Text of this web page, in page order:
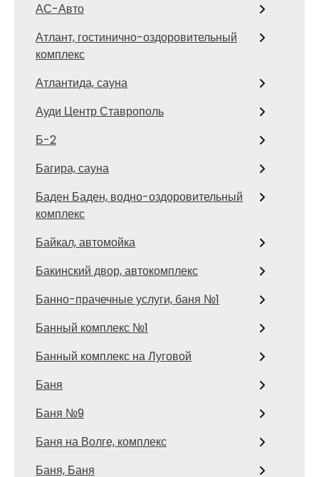
АС-Авто
Атлант, гостинично-оздоровительный
комплекс
Атлантида, сауна
Ауди Центр Ставрополь
Б-2
Багира, сауна
Баден Баден, водно-оздоровительный
комплекс
Байкал, автомойка
Бакинский двор, автокомплекс
Банно-прачечные услуги, баня №1
Банный комплекс №1
Банный комплекс на Луговой
Баня
Баня №9
Баня на Волге, комплекс
Баня, Баня